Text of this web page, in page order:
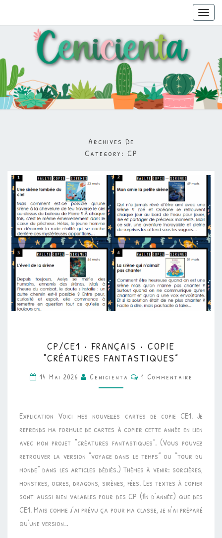
Archives De
Category: CP
•
FRANÇAIS
•
COPIE
FANTASTIQUES”
CP/CE1 • FRANÇAIS • COPIE
“CRÉATURES FANTASTIQUES”
14 Mai 2026 Cenicienta Commentaires
1 Commentaire
Explication Voici mes nouvelles cartes de copie CE1. Je
reprends ma formule de cartes à copier cette année en lien
avec mon projet “créatures fantastiques”. (Vous pouvez
retrouver la version “voyage dans le temps” ou “tour du
monde” dans les articles dédiés.) Thèmes à venir: sorcières,
monstres, ogres, dragons, sirènes, fées. Les textes à copier
sont aussi bien valables pour des CP (fin d’année) que des
CE1. Mais comme j’ai prévu ça pour ma classe, je n’ai préparé
qu’une version…